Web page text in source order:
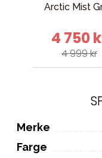
Arctic Mist
4 750
4 999 kr
Merke
Farge